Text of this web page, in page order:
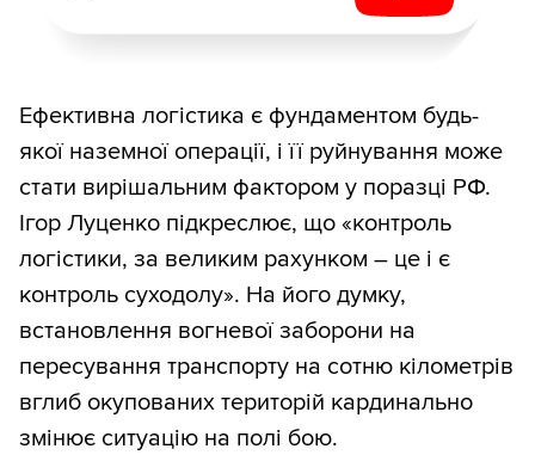
Ефективна логістика є фундаментом будь-
якої наземної операції, і її руйнування може
стати вирішальним фактором у поразці РФ.
Ігор Луценко підкреслює, що «контроль
логістики, за великим рахунком – це і є
контроль суходолу». На його думку,
встановлення вогневої заборони на
пересування транспорту на сотню кілометрів
вглиб окупованих територій кардинально
змінює ситуацію на полі бою.